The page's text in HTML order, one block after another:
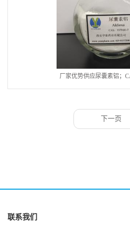
厂家优势供应尿囊素铝；
下一页
联系我们